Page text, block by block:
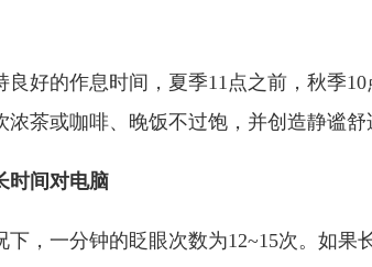
良好的作息时间，夏季11点之前，秋季
浓茶或咖啡、晚饭不过饱，并创造静谧舒
时间对电脑
下，一分钟的眨眼次数为12~15次。如果